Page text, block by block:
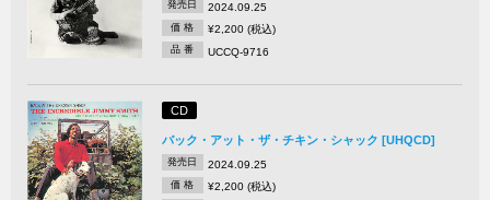
発売日 2024.09.25
価 格 ¥2,200 (税込)
品 番 UCCQ-9716
CD
バック・アット・ザ・チキン・シャック [UHQCD]
発売日 2024.09.25
価 格 ¥2,200 (税込)